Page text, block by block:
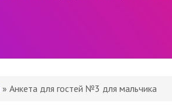
» Анкета для гостей №3 для мальчика